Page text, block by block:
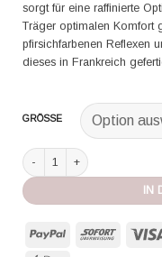
sorgt für eine raffinierte
Träger optimalen Komfort
pfirsichfarbenen Reflexen
dieses in Frankreich
GRÖSSE
Eres Balconette BH mit
IN
PayPal Sofort